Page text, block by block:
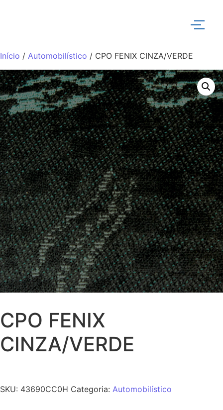
Início / Automobilístico / CPO FENIX CINZA/VERDE
CPO FENIX
CINZA/VERDE
SKU: 43690CC0H Categoria: Automobilístico